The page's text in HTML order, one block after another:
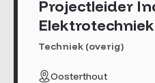
Projectleider
Elektrotechniek
Techniek (overig)
Oosterthout